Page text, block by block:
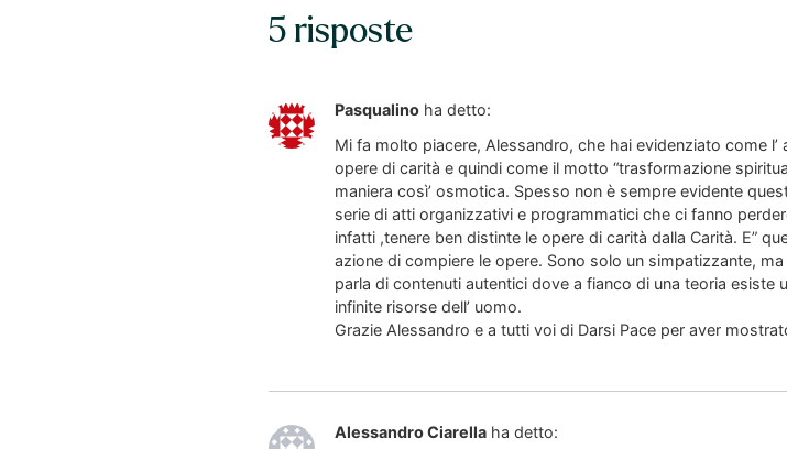
5 risposte
Pasqualino ha detto:
Mi fa molto piacere, Alessandro, che hai evidenziato come
opere di carità e quindi come il motto “trasformazione
maniera così’ osmotica. Spesso non è sempre evidente
serie di atti organizzativi e programmatici che ci fanno
infatti ,tenere ben distinte le opere di carità dalla Carità. E”
azione di compiere le opere. Sono solo un simpatizzante,
parla di contenuti autentici dove a fianco di una teoria esiste
infinite risorse dell’ uomo.
Grazie Alessandro e a tutti voi di Darsi Pace per aver
Alessandro Ciarella ha detto: